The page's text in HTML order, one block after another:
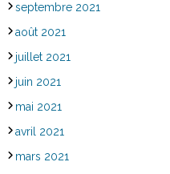
septembre 2021
août 2021
juillet 2021
juin 2021
mai 2021
avril 2021
mars 2021